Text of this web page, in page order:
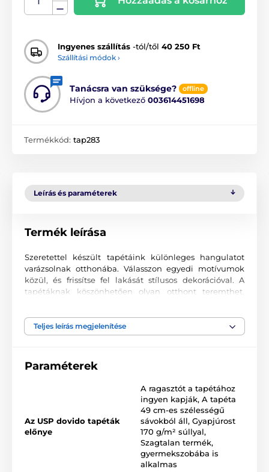
Ingyenes szállítás -tól/től 40 250 Ft
Szállítási módok ›
Tanácsra van szüksége? offline
Hívjon a következő 003614451698
Termékkód: tap283
Leírás és paraméterek
Termék leírása
Szeretettel készült tapétáink különleges hangulatot
varázsolnak otthonába. Válasszon egyedi motívumok
közül, és frissítse fel lakását stílusos dekorációval. A
tapétáknak köszönhetően olyan otthont teremthet,
Kiváló nyomtatási minőség
bármely helyiségnek. Kiváló minőségű, sima felületű
korszerű UV-led nyomtatási technológia garantálja a
kiváló tartósságot és színtartást.
Elérhető méretek és típusok (cm-ben – szélesség x
Teljes leírás megjelenítése
Paraméterek
Az USP dovido tapéták
előnye
A ragasztót a tapétához
ingyen kapják, A tapéta
49 cm-es szélességű
sávokból áll, Gyapjúrost
170 g/m² súllyal,
Szagtalan termék,
gyermekszobába is
alkalmas